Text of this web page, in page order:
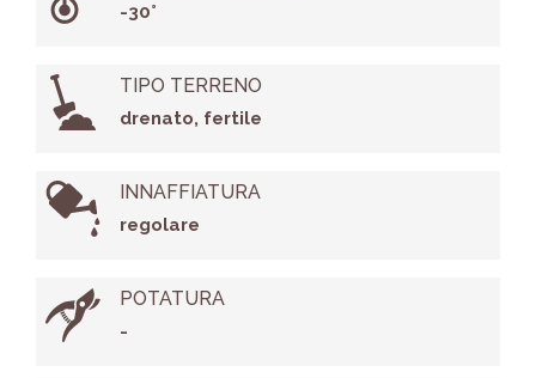
-30°
TIPO TERRENO
drenato, fertile
INNAFFIATURA
regolare
POTATURA
-